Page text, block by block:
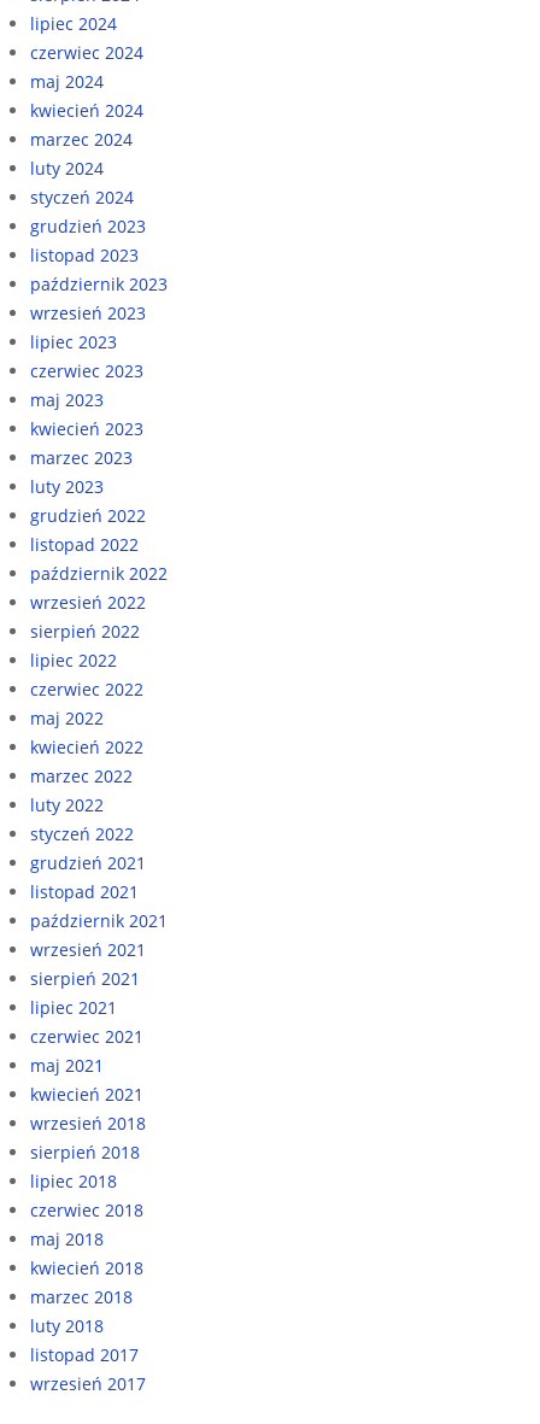
lipiec 2024
czerwiec 2024
maj 2024
kwiecień 2024
marzec 2024
luty 2024
styczeń 2024
grudzień 2023
listopad 2023
październik 2023
wrzesień 2023
lipiec 2023
czerwiec 2023
maj 2023
kwiecień 2023
marzec 2023
luty 2023
grudzień 2022
listopad 2022
październik 2022
wrzesień 2022
sierpień 2022
lipiec 2022
czerwiec 2022
maj 2022
kwiecień 2022
marzec 2022
luty 2022
styczeń 2022
grudzień 2021
listopad 2021
październik 2021
wrzesień 2021
sierpień 2021
lipiec 2021
czerwiec 2021
maj 2021
kwiecień 2021
wrzesień 2018
sierpień 2018
lipiec 2018
czerwiec 2018
maj 2018
kwiecień 2018
marzec 2018
luty 2018
listopad 2017
wrzesień 2017